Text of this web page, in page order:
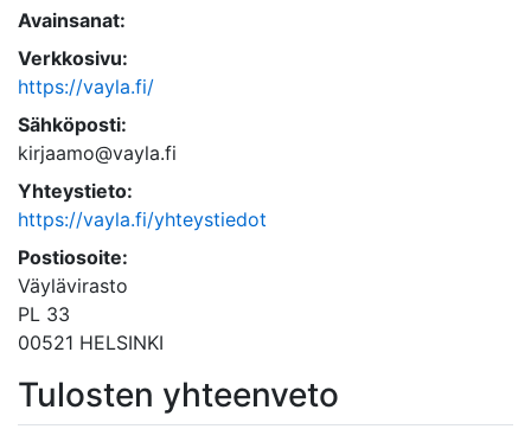
Avainsanat:
Verkkosivu:
https://vayla.fi/
Sähköposti:
kirjaamo@vayla.fi
Yhteystieto:
https://vayla.fi/yhteystiedot
Postiosoite:
Väylävirasto
PL 33
00521 HELSINKI
Tulosten yhteenveto